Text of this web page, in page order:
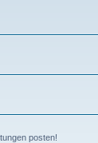
posten!